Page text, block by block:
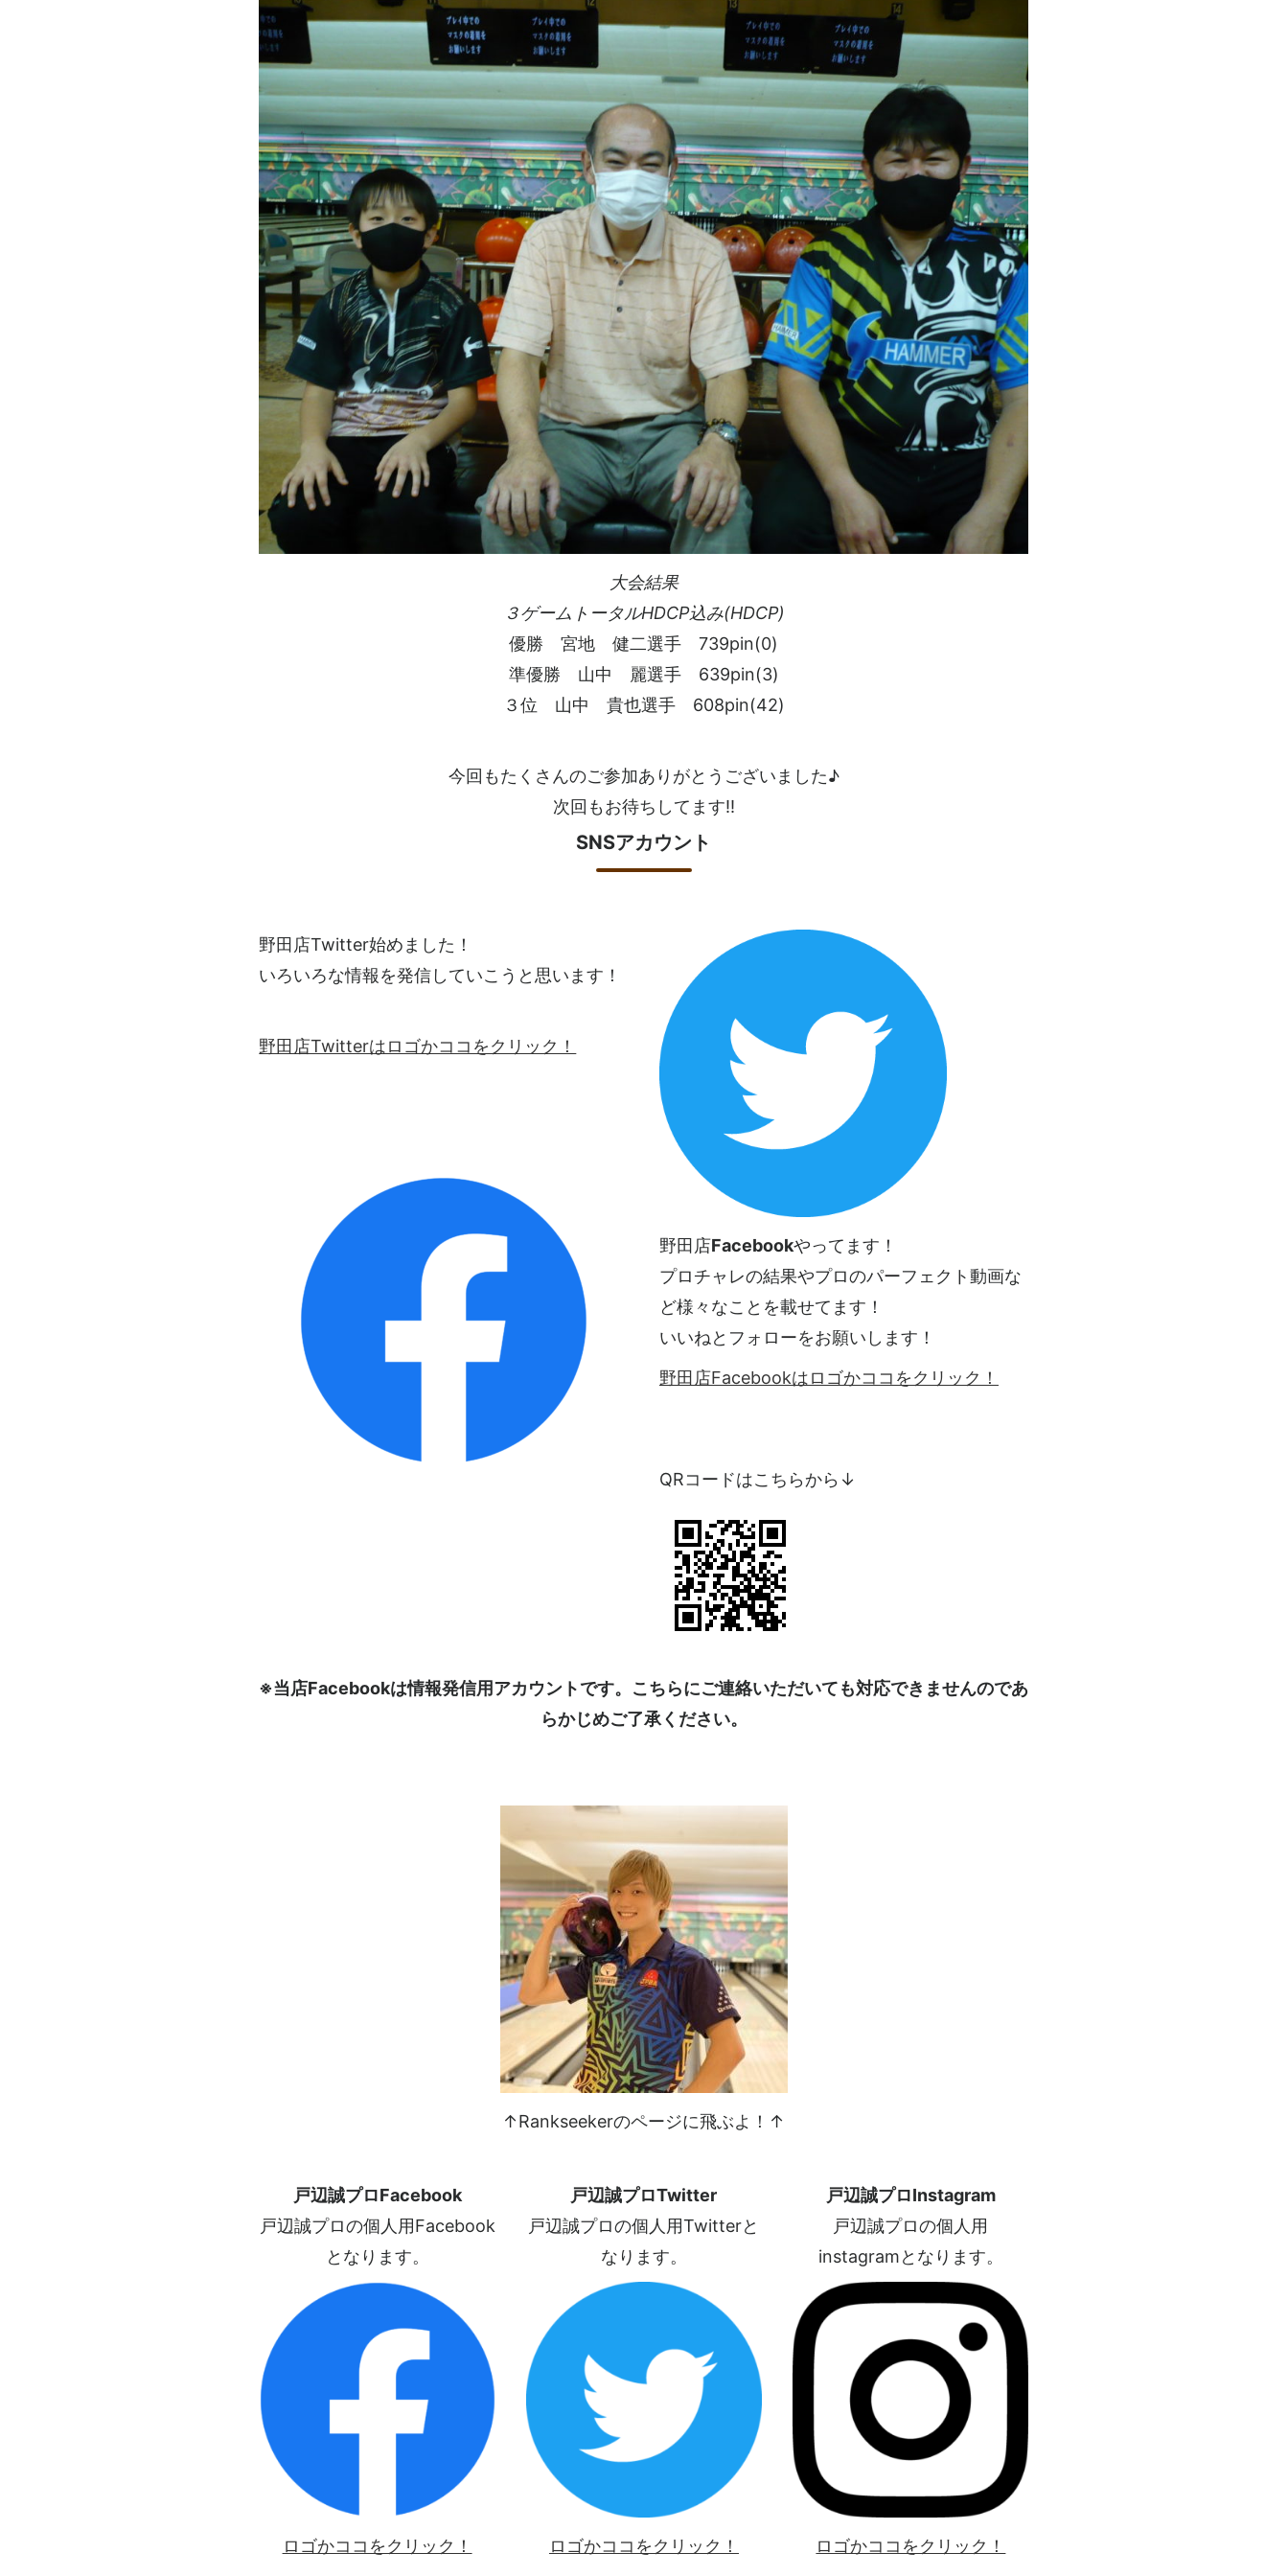
大会結果
３ゲームトータルHDCP込み(HDCP)
優勝 宮地 健二選手 739pin(0)
準優勝 山中 麗選手 639pin(3)
３位 山中 貴也選手 608pin(42)
今回もたくさんのご参加ありがとうございました♪
次回もお待ちしてます!!
SNSアカウント
野田店Twitter始めました！
いろいろな情報を発信していこうと思います！
野田店Twitterはロゴかココをクリック！
野田店Facebookやってます！
プロチャレの結果やプロのパーフェクト動画な
ど様々なことを載せてます！
いいねとフォローをお願いします！
野田店Facebookはロゴかココをクリック！
QRコードはこちらから↓
※当店Facebookは情報発信用アカウントです。こちらにご連絡いただいても対応できませんのであ
らかじめご了承ください。
↑Rankseekerのページに飛ぶよ！↑
戸辺誠プロFacebook
戸辺誠プロの個人用Facebook
となります。
ロゴかココをクリック！
戸辺誠プロTwitter
戸辺誠プロの個人用Twitterと
なります。
ロゴかココをクリック！
戸辺誠プロInstagram
戸辺誠プロの個人用
instagramとなります。
ロゴかココをクリック！